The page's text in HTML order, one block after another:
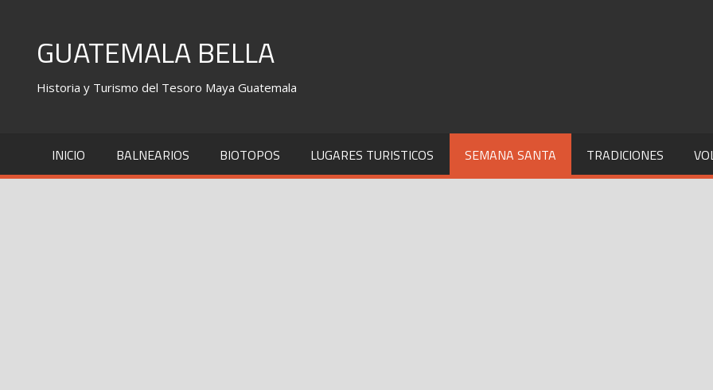
contentGUATEMALA BELLA
Historia y Turismo del Tesoro Maya Guatemala
INICIO BALNEARIOS BIOTOPOS LUGARES TURISTICOS SEMANA SANTA TRADICIONES